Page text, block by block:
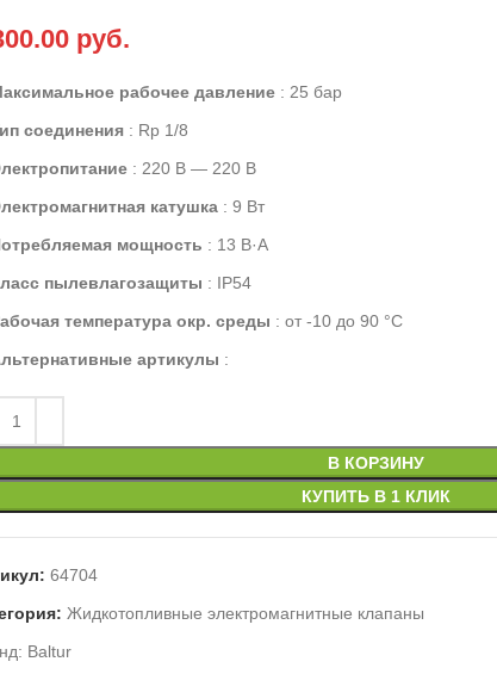
руб.
рабочее давление: 25 бар
соединения: Rp 1/8
: 220 В — 220 В
катушка: 9 Вт
мощность : 13 В·А
пылевлагозащиты : IP54
температура окр. среды : от -10 до 90 °C
артикулы :
В КОРЗИНУ
КУПИТЬ В 1 КЛИК
64704
Жидкотопливные электромагнитные клапаны
Baltur